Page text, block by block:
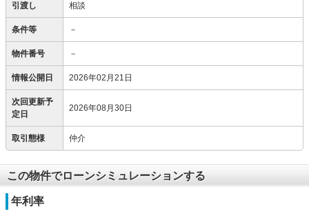
引渡し 相談
条件等 －
物件番号 －
情報公開日 2026年02月21日
次回更新予
定日
2026年08月30日
取引態様 仲介
この物件でローンシミュレーションする
年利率